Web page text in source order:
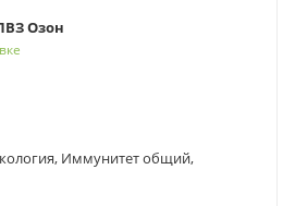
Озон
Иммунитет общий,